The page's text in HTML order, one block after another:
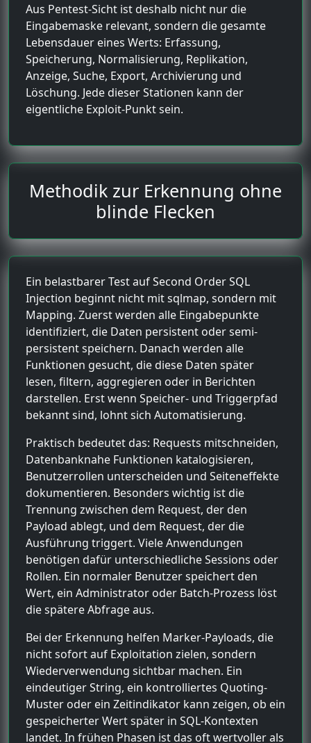
Aus Pentest-Sicht ist deshalb nicht nur die
Eingabemaske relevant, sondern die gesamte
Lebensdauer eines Werts: Erfassung,
Speicherung, Normalisierung, Replikation,
Anzeige, Suche, Export, Archivierung und
Löschung. Jede dieser Stationen kann der
eigentliche Exploit-Punkt sein.
Methodik zur Erkennung ohne
blinde Flecken
Ein belastbarer Test auf Second Order SQL
Injection beginnt nicht mit sqlmap, sondern mit
Mapping. Zuerst werden alle Eingabepunkte
identifiziert, die Daten persistent oder semi-
persistent speichern. Danach werden alle
Funktionen gesucht, die diese Daten später
lesen, filtern, aggregieren oder in Berichten
darstellen. Erst wenn Speicher- und Triggerpfad
bekannt sind, lohnt sich Automatisierung.
Praktisch bedeutet das: Requests mitschneiden,
Datenbanknahe Funktionen katalogisieren,
Benutzerrollen unterscheiden und Seiteneffekte
dokumentieren. Besonders wichtig ist die
Trennung zwischen dem Request, der den
Payload ablegt, und dem Request, der die
Ausführung triggert. Viele Anwendungen
benötigen dafür unterschiedliche Sessions oder
Rollen. Ein normaler Benutzer speichert den
Wert, ein Administrator oder Batch-Prozess löst
die spätere Abfrage aus.
Bei der Erkennung helfen Marker-Payloads, die
nicht sofort auf Exploitation zielen, sondern
Wiederverwendung sichtbar machen. Ein
eindeutiger String, ein kontrolliertes Quoting-
Muster oder ein Zeitindikator kann zeigen, ob ein
gespeicherter Wert später in SQL-Kontexten
landet. In frühen Phasen ist das oft wertvoller als